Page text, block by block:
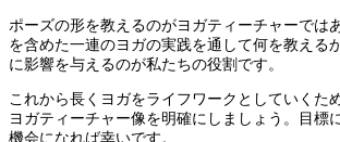
ポーズの形を教えるのがヨガティーチャーでは
を含めた一連のヨガの実践を通して何を教える
に影響を与えるのが私たちの役割です。
これから長くヨガをライフワークとしていくた
ヨガティーチャー像を明確にしましょう。目標
機会になれば幸いです。